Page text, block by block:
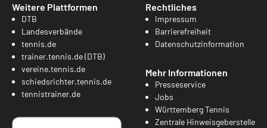
Weitere Plattformen
DTB
Landesverbände
tennis.de
trainer.tennis.de (DTB)
vereine.tennis.de
schiedsrichter.tennis.de
tennistrainer.de
Rechtliches
Impressum
Barrierefreiheit
Datenschutzinformation
Mehr Informationen
Presseservice
Jobs
Württemberg Tennis
Zentrale Hinweisgeberstelle